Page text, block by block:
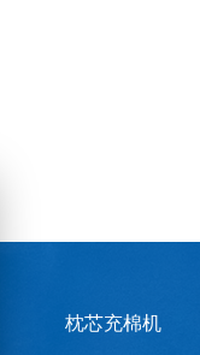
枕芯充棉机